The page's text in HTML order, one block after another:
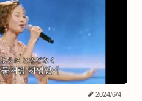
2024/6/4